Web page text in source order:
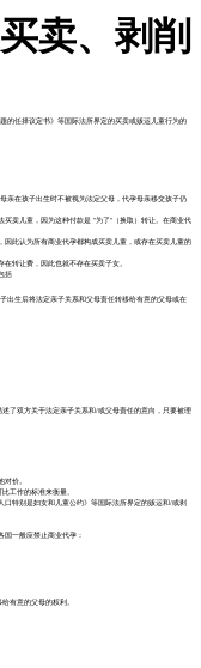
卖、剥削
的任择议定书》等国际法所界定的买卖或贩运儿童行为的
亲在孩子出生时不被视为法定父母，代孕母亲移交孩子仍
卖儿童，因为这种付款是 "为了"（换取）转让。在商业代
此认为所有商业代孕都构成买卖儿童，或存在买卖儿童的
转让费，因此也就不存在买卖子女。
括
生后将法定亲子关系和父母责任转移给有意的父母或在
了双方关于法定亲子关系和/或父母责任的意向，只要被理
对价。
工作的标准来衡量。
特别是妇女和儿童公约》等国际法所界定的贩运和/或剥
国一般应禁止商业代孕：
有意的父母的权利。